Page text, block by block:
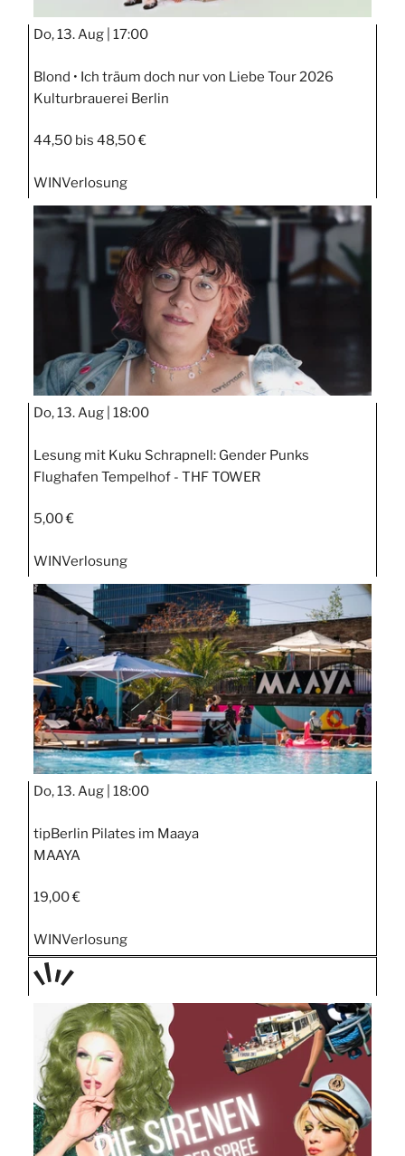
Do, 13. Aug | 17:00
Blond • Ich träum doch nur von Liebe Tour 2026
Kulturbrauerei Berlin
44,50 bis 48,50 €
WINVerlosung
Do, 13. Aug | 18:00
Lesung mit Kuku Schrapnell: Gender Punks
Flughafen Tempelhof - THF TOWER
5,00 €
WINVerlosung
Do, 13. Aug | 18:00
tipBerlin Pilates im Maaya
MAAYA
19,00 €
WINVerlosung
STIPP